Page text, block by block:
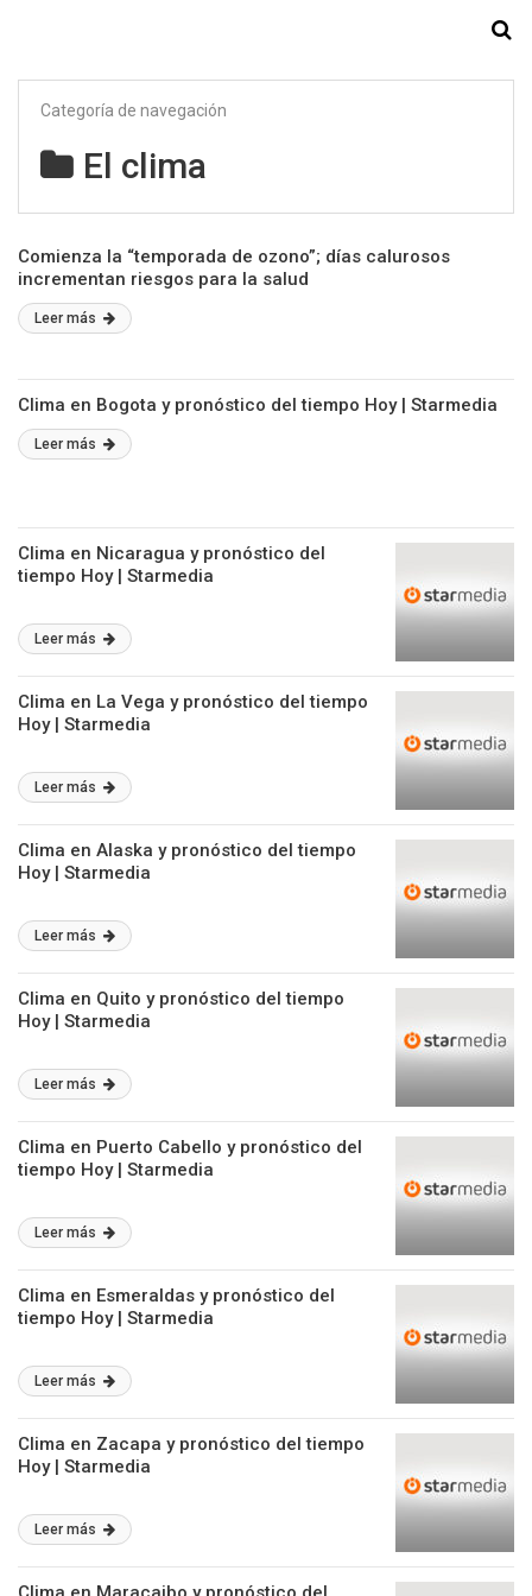
Categoría de navegación
El clima
Comienza la “temporada de ozono”; días calurosos
incrementan riesgos para la salud
Leer más
Clima en Bogota y pronóstico del tiempo Hoy | Starmedia
Leer más
Clima en Nicaragua y pronóstico del
tiempo Hoy | Starmedia
Leer más
Clima en La Vega y pronóstico del tiempo
Hoy | Starmedia
Leer más
Clima en Alaska y pronóstico del tiempo
Hoy | Starmedia
Leer más
Clima en Quito y pronóstico del tiempo
Hoy | Starmedia
Leer más
Clima en Puerto Cabello y pronóstico del
tiempo Hoy | Starmedia
Leer más
Clima en Esmeraldas y pronóstico del
tiempo Hoy | Starmedia
Leer más
Clima en Zacapa y pronóstico del tiempo
Hoy | Starmedia
Leer más